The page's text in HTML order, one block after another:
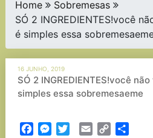
Home
Sobremesas
SÓ 2 INGREDIENTES!você
é simples essa
16 JUNHO, 2019
SÓ 2 INGREDIENTES!você
simples essa sobremesaeme
FacebookMessenger
TwitterEmail Copy